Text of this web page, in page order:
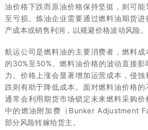
油价格下跌而原油价格保持坚挺，则可
至亏损。炼油企业需要通过燃料油期货
产成本或销售利润，以规避价格波动风险。
航运公司是燃料油的主要消费者，燃料
的30%至50%。燃料油价格的波动直接
力。价格上涨会显著增加运营成本，侵
跌则有助于降低成本。面对燃料油价格的
通常会利用期货市场锁定未来燃料采购
中的燃油附加费（Bunker Adjustment
部分风险转嫁给货主。